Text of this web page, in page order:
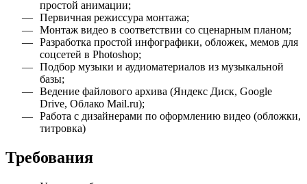
простой анимации;
Первичная режиссура монтажа;
Монтаж видео в соответствии со сценарным планом;
Разработка простой инфографики, обложек, мемов для
соцсетей в Photoshop;
Подбор музыки и аудиоматериалов из музыкальной
базы;
Ведение файлового архива (Яндекс Диск, Google
Drive, Облако Mail.ru);
Работа с дизайнерами по оформлению видео (обложки,
титровка)
Требования